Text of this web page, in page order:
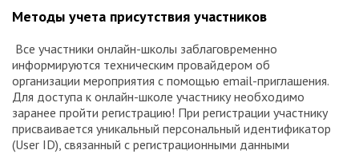
Методы учета присутствия участников
Все участники онлайн-школы заблаговременно
информируются техническим провайдером об
организации мероприятия с помощью email-приглашения.
Для доступа к онлайн-школе участнику необходимо
заранее пройти регистрацию! При регистрации участнику
присваивается уникальный персональный идентификатор
(User ID), связанный с регистрационными данными